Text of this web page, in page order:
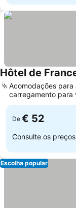
Hôtel de
Acomodações para
carregamento para
De € 52
Consulte os
Escolha popular